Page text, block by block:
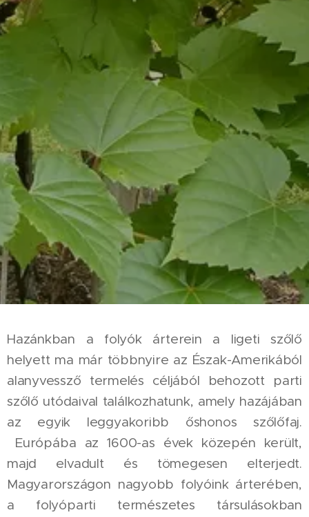
Hazánkban a folyók árterein a ligeti szőlő
helyett ma már többnyire az Észak-Amerikából
alanyvessző termelés céljából behozott parti
szőlő utódaival találkozhatunk, amely hazájában
az egyik leggyakoribb őshonos szőlőfaj.
Európába az 1600-as évek közepén került,
majd elvadult és tömegesen elterjedt.
Magyarországon nagyobb folyóink árterében,
a folyóparti természetes társulásokban